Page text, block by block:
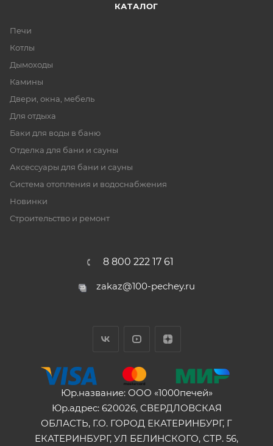
КАТАЛОГ
Печи
Котлы
Дымоходы
Камины
Двери, окна, мебель
Для отдыха
Баки для воды в баню
Отделка для бани и сауны
Аксессуары для бани и сауны
Система отопления и водоснабжения
Новинки
Строительство и ремонт
8 800 222 17 61
zakaz@100-pechey.ru
Юр.название: ООО «1000печей»
Юр.адрес: 620026, СВЕРДЛОВСКАЯ
ОБЛАСТЬ, Г.О. ГОРОД ЕКАТЕРИНБУРГ, Г
ЕКАТЕРИНБУРГ, УЛ БЕЛИНСКОГО, СТР. 56,